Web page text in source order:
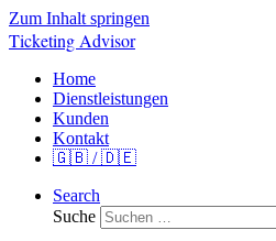
Zum Inhalt springen
Ticketing Advisor
Home
Dienstleistungen
Kunden
Kontakt
🇬🇧 / 🇩🇪
Search
Suche